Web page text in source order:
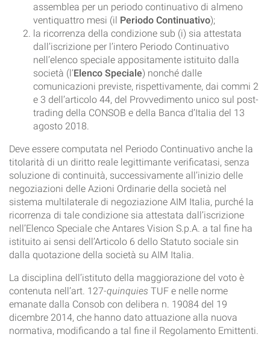
assemblea per un periodo continuativo di almeno
ventiquattro mesi (il Periodo Continuativo);
la ricorrenza della condizione sub (i) sia attestata
dall’iscrizione per l’intero Periodo Continuativo
nell’elenco speciale appositamente istituito dalla
società (l’Elenco Speciale) nonché dalle
comunicazioni previste, rispettivamente, dai commi 2
e 3 dell’articolo 44, del Provvedimento unico sul post-
trading della CONSOB e della Banca d’Italia del 13
agosto 2018.
Deve essere computata nel Periodo Continuativo anche la
titolarità di un diritto reale legittimante verificatasi, senza
soluzione di continuità, successivamente all’inizio delle
negoziazioni delle Azioni Ordinarie della società nel
sistema multilaterale di negoziazione AIM Italia, purché la
ricorrenza di tale condizione sia attestata dall’iscrizione
nell’Elenco Speciale che Antares Vision S.p.A. a tal fine ha
istituito ai sensi dell’Articolo 6 dello Statuto sociale sin
dalla quotazione della società su AIM Italia.
La disciplina dell’istituto della maggiorazione del voto è
contenuta nell’art. 127-quinquies TUF e nelle norme
emanate dalla Consob con delibera n. 19084 del 19
dicembre 2014, che hanno dato attuazione alla nuova
normativa, modificando a tal fine il Regolamento Emittenti.